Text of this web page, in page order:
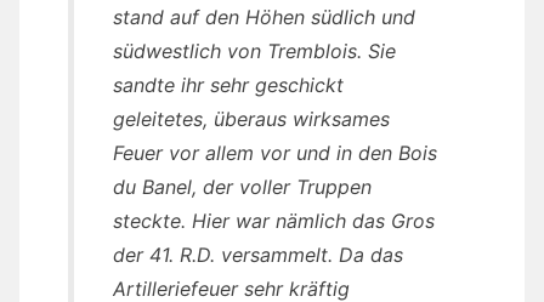
stand auf den Höhen südlich und
südwestlich von Tremblois. Sie
sandte ihr sehr geschickt
geleitetes, überaus wirksames
Feuer vor allem vor und in den Bois
du Banel, der voller Truppen
steckte. Hier war nämlich das Gros
der 41. R.D. versammelt. Da das
Artilleriefeuer sehr kräftig